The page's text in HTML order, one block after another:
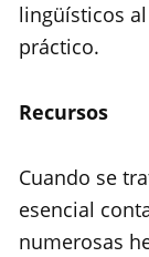
lingüísticos
práctico.
Recursos
Cuando se
esencial
numerosas